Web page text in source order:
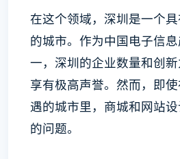
在这个领域，深圳是一个
的城市。作为中国电子信
一，深圳的企业数量和创
享有极高声誉。然而，即
遇的城市里，商城和网站
的问题。